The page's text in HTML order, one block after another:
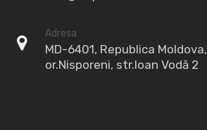
Adresa
MD-6401, Republica Moldova,
or.Nisporeni, str.Ioan Vodă 2